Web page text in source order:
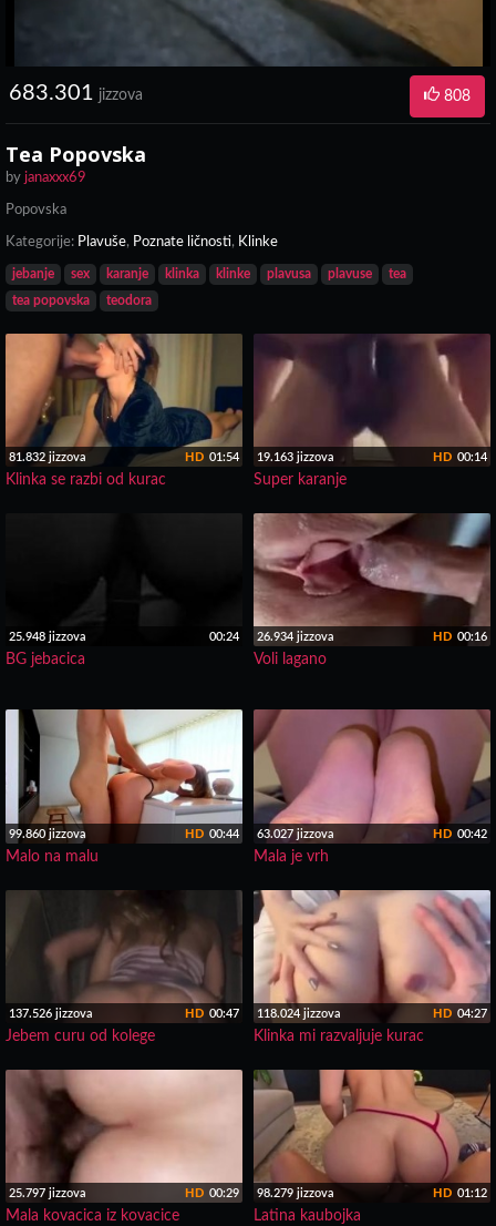
683.301 jizzova 808
Tea Popovska
by janaxxx69
Popovska
Kategorije: Plavuše, Poznate ličnosti, Klinke
jebanje sex karanje klinka klinke plavusa plavuse
tea
tea popovska
teodora
81.832 jizzova 01:54
HD
Klinka se razbi od kurac
19.163 jizzova 00:14
HD
Super karanje
25.948 jizzova 00:24
BG jebacica
26.934 jizzova 00:16
HD
Voli lagano
99.860 jizzova 00:44
HD
Malo na malu
63.027 jizzova 00:42
HD
Mala je vrh
137.526 jizzova 00:47
HD
Jebem curu od kolege
118.024 jizzova 04:27
HD
Klinka mi razvaljuje kurac
25.797 jizzova 00:29
HD
Mala kovacica iz kovacice
98.279 jizzova 01:12
HD
Latina kaubojka